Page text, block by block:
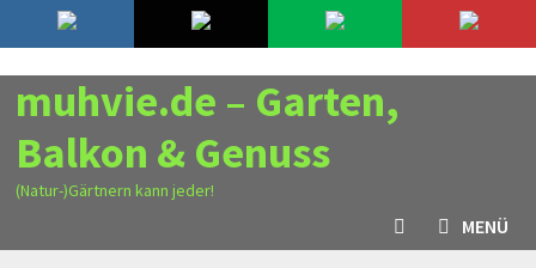
Zurück
zum
Inhalt
9. August 2026
muhvie.de – Garten,
Balkon & Genuss
(Natur-)Gärtnern kann jeder!
MENÜ